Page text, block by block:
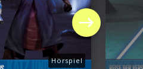
Hörspiel